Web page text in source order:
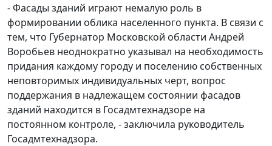
- Фасады зданий играют немалую роль в
формировании облика населенного пункта. В связи с
тем, что Губернатор Московской области Андрей
Воробьев неоднократно указывал на необходимость
придания каждому городу и поселению собственных
неповторимых индивидуальных черт, вопрос
поддержания в надлежащем состоянии фасадов
зданий находится в Госадмтехнадзоре на
постоянном контроле, - заключила руководитель
Госадмтехнадзора.